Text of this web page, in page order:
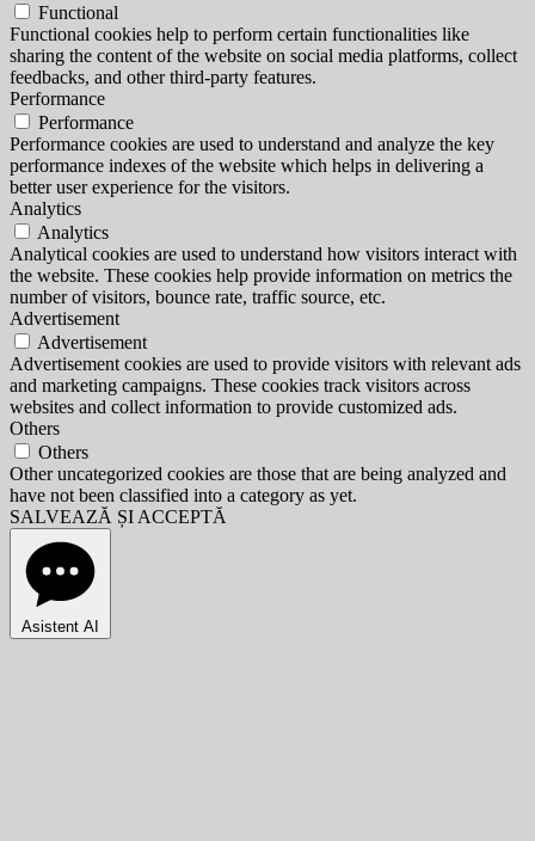
Functional
Functional cookies help to perform certain functionalities like
sharing the content of the website on social media platforms, collect
feedbacks, and other third-party features.
Performance
Performance
Performance cookies are used to understand and analyze the key
performance indexes of the website which helps in delivering a
better user experience for the visitors.
Analytics
Analytics
Analytical cookies are used to understand how visitors interact with
the website. These cookies help provide information on metrics the
number of visitors, bounce rate, traffic source, etc.
Advertisement
Advertisement
Advertisement cookies are used to provide visitors with relevant ads
and marketing campaigns. These cookies track visitors across
websites and collect information to provide customized ads.
Others
Others
Other uncategorized cookies are those that are being analyzed and
have not been classified into a category as yet.
SALVEAZĂ ȘI ACCEPTĂ
Asistent AI